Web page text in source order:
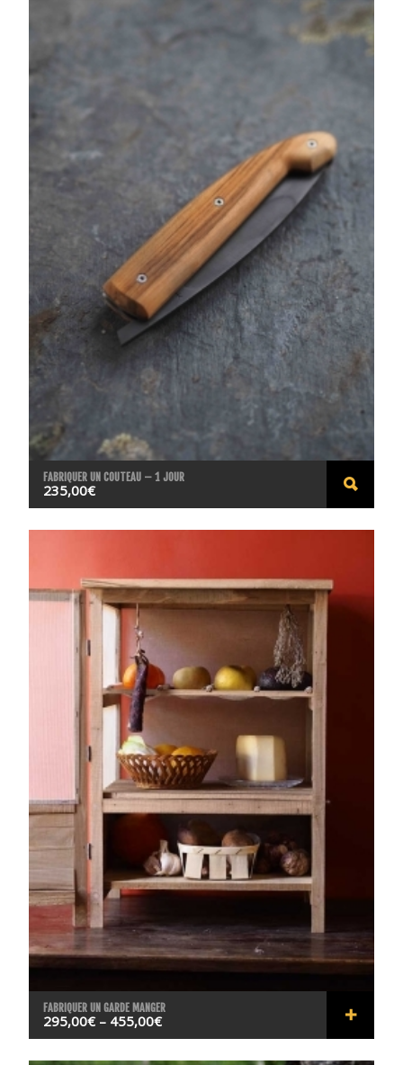
TER
LE
PROD
FABRIQUER UN COUTEAU – 1 JOUR
235,00€
ACHE
FABRIQUER UN GARDE MANGER
295,00€– 455,00€
RÉSER